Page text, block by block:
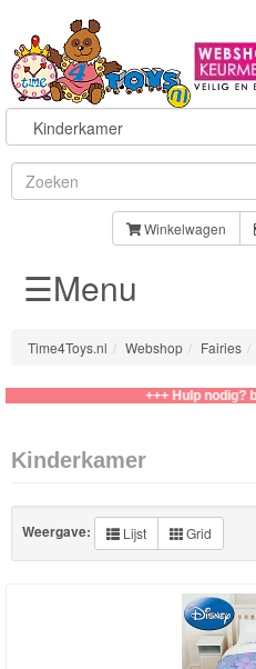
Winkelwagen
Sylvanian
Families
Aquabeads
Baby
Born
Annabell
Knuffels
Schleich
☰Menu
Time4Toys.nl Webshop Fairies
+++ Hulp nodig? bel
Kinderkamer
Weergave: Lijst Grid